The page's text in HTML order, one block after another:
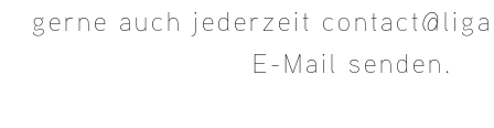
gerne auch jederzeit
E-Mail senden.